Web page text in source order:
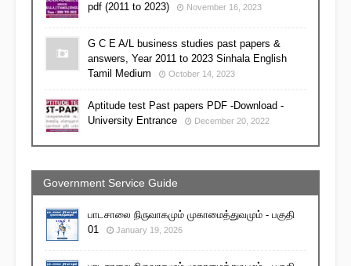
pdf (2011 to 2023)
November 16, 2023
G C E A/L business studies past papers &
answers, Year 2011 to 2023 Sinhala English
Tamil Medium
October 14, 2023
Aptitude test Past papers PDF -Download -
University Entrance
December 20, 2022
Government Service Guide
பாடசாலை நிருவாகமும் முகாமைத்துவமும் - பகுதி
01
January 19, 2026